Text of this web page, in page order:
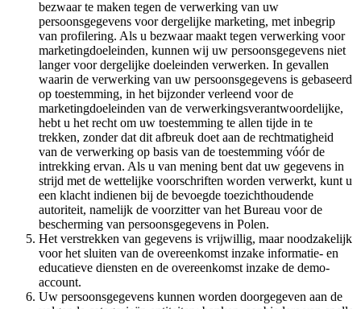
bezwaar te maken tegen de verwerking van uw
persoonsgegevens voor dergelijke marketing, met inbegrip
van profilering. Als u bezwaar maakt tegen verwerking voor
marketingdoeleinden, kunnen wij uw persoonsgegevens niet
langer voor dergelijke doeleinden verwerken. In gevallen
waarin de verwerking van uw persoonsgegevens is gebaseerd
op toestemming, in het bijzonder verleend voor de
marketingdoeleinden van de verwerkingsverantwoordelijke,
hebt u het recht om uw toestemming te allen tijde in te
trekken, zonder dat dit afbreuk doet aan de rechtmatigheid
van de verwerking op basis van de toestemming vóór de
intrekking ervan. Als u van mening bent dat uw gegevens in
strijd met de wettelijke voorschriften worden verwerkt, kunt u
een klacht indienen bij de bevoegde toezichthoudende
autoriteit, namelijk de voorzitter van het Bureau voor de
bescherming van persoonsgegevens in Polen.
Het verstrekken van gegevens is vrijwillig, maar noodzakelijk
voor het sluiten van de overeenkomst inzake informatie- en
educatieve diensten en de overeenkomst inzake de demo-
account.
Uw persoonsgegevens kunnen worden doorgegeven aan de